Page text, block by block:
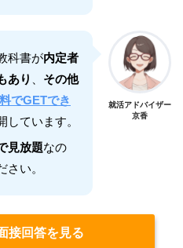
科書が内定者
あり
その他
でGETでき
しています。
見放題なの
い。
就活アドバイザー
京香
接回答を見る